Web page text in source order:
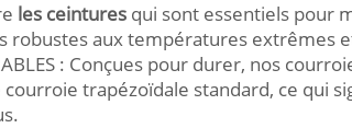
les ceintures qui sont essentiels pour
robustes aux températures extrêmes
: Conçues pour durer, nos
trapézoïdale standard, ce qui